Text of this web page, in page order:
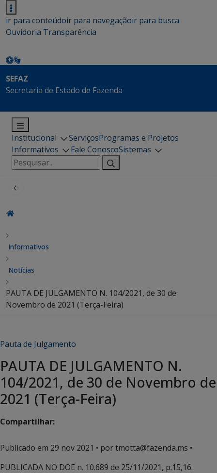
ir para conteúdoir para navegaçãoir para busca
Ouvidoria Transparência
SEFAZ
Secretaria de Estado de Fazenda
Institucional ServiçosProgramas e Projetos
Informativos
Fale ConoscoSistemas
Pesquisar
por:
Informativos
Notícias
PAUTA DE JULGAMENTO N. 104/2021, de 30 de
Novembro de 2021 (Terça-Feira)
Pauta de Julgamento
PAUTA DE JULGAMENTO N.
104/2021, de 30 de Novembro de
2021 (Terça-Feira)
Compartilhar:
Publicado em 29 nov 2021 • por tmotta@fazenda.ms •
PUBLICADA NO DOE n. 10.689 de 25/11/2021, p.15,16.